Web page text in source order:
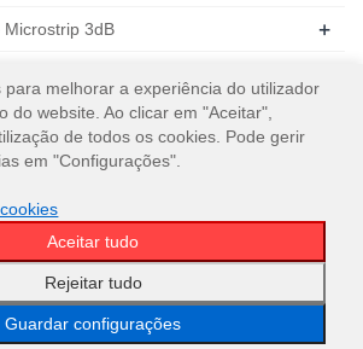
3dB +
WT Microwave INC.
WhatsApp Classificação principal
para melhorar a experiência do utilizador
do website. Ao clicar em "Aceitar",
de todos os cookies. Pode gerir
em "Configurações".
Aceitar tudo
Rejeitar tudo
Guardar configurações